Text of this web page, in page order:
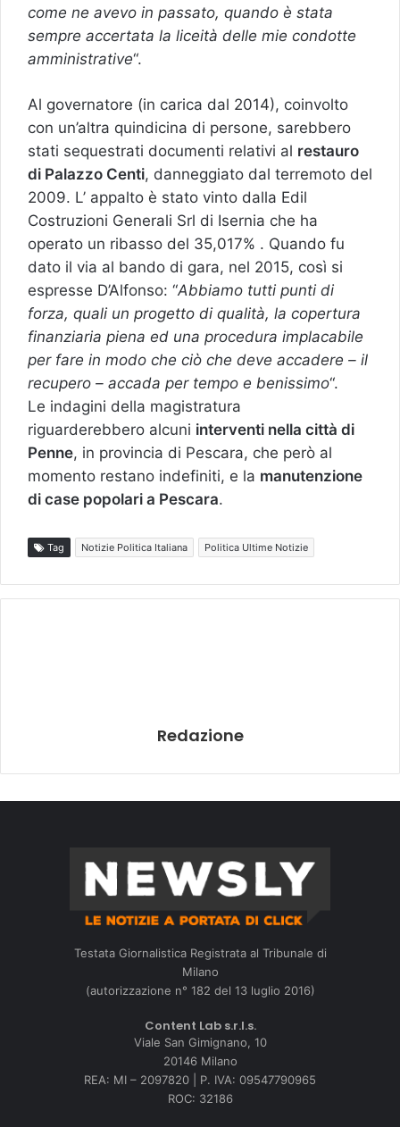
come ne avevo in passato, quando è stata
sempre accertata la liceità delle mie condotte
amministrative“.
Al governatore (in carica dal 2014), coinvolto
con un’altra quindicina di persone, sarebbero
stati sequestrati documenti relativi al restauro
di Palazzo Centi, danneggiato dal terremoto del
2009. L’ appalto è stato vinto dalla Edil
Costruzioni Generali Srl di Isernia che ha
operato un ribasso del 35,017% . Quando fu
dato il via al bando di gara, nel 2015, così si
espresse D’Alfonso: “Abbiamo tutti punti di
forza, quali un progetto di qualità, la copertura
finanziaria piena ed una procedura implacabile
per fare in modo che ciò che deve accadere – il
recupero – accada per tempo e benissimo“.
Le indagini della magistratura
riguarderebbero alcuni interventi nella città di
Penne, in provincia di Pescara, che però al
momento restano indefiniti, e la manutenzione
di case popolari a Pescara.
Tag Notizie Politica Italiana Politica Ultime Notizie
Redazione
Testata Giornalistica Registrata al Tribunale di
Milano
(autorizzazione n° 182 del 13 luglio 2016)
Content Lab s.r.l.s.
Viale San Gimignano, 10
20146 Milano
REA: MI – 2097820 | P. IVA: 09547790965
ROC: 32186